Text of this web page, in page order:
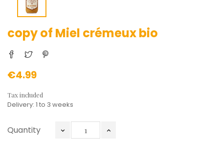
copy of Miel crémeux bio
€4.99
Tax included
Delivery: 1 to 3 weeks
Quantity